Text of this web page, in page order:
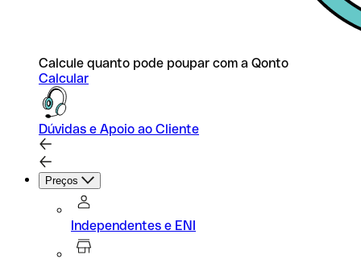
Calcule quanto pode poupar com a Qonto
Calcular
Dúvidas e Apoio ao Cliente
Preços
Independentes e ENI